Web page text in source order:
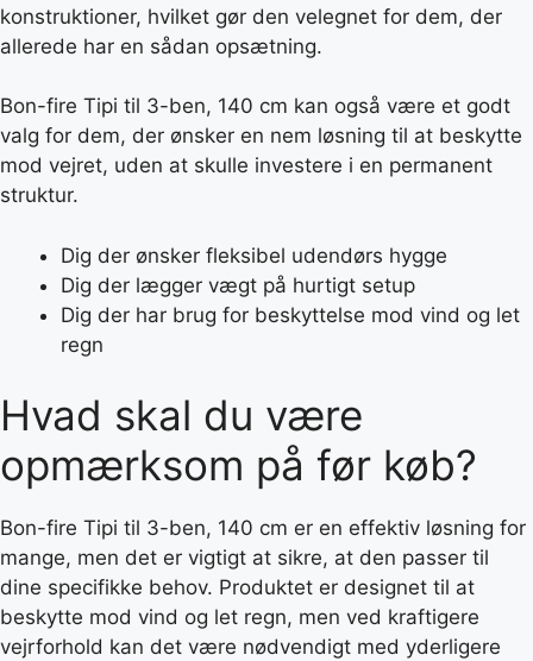
konstruktioner, hvilket gør den velegnet for dem, der
allerede har en sådan opsætning.
Bon-fire Tipi til 3-ben, 140 cm kan også være et godt
valg for dem, der ønsker en nem løsning til at beskytte
mod vejret, uden at skulle investere i en permanent
struktur.
Dig der ønsker fleksibel udendørs hygge
Dig der lægger vægt på hurtigt setup
Dig der har brug for beskyttelse mod vind og let
regn
Hvad skal du være
opmærksom på før køb?
Bon-fire Tipi til 3-ben, 140 cm er en effektiv løsning for
mange, men det er vigtigt at sikre, at den passer til
dine specifikke behov. Produktet er designet til at
beskytte mod vind og let regn, men ved kraftigere
vejrforhold kan det være nødvendigt med yderligere